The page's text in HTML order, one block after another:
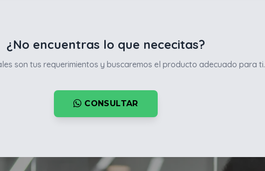
¿No encuentras lo que nececitas?
son tus requerimientos y buscaremos el producto adecuado para ti.
CONSULTAR